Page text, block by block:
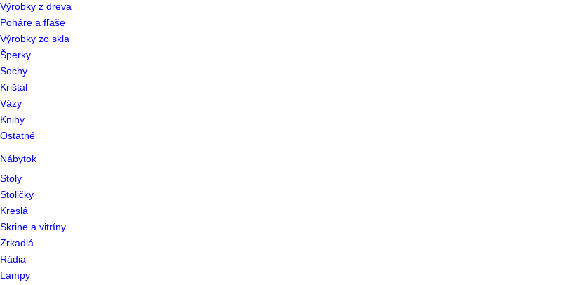
Výrobky z dreva
Poháre a fľaše
Výrobky zo skla
Šperky
Sochy
Krištál
Vázy
Knihy
Ostatné
Nábytok
Stoly
Stoličky
Kreslá
Skrine a vitríny
Zrkadlá
Rádia
Lampy